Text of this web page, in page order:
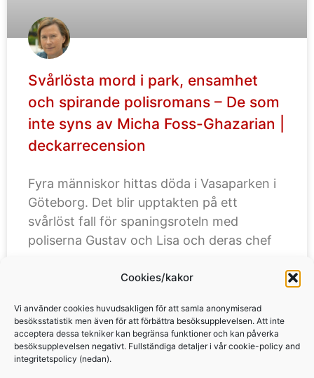
Cookies/kakor
Vi använder cookies huvudsakligen för att samla anonymiserad
besöksstatistik men även för att förbättra besöksupplevelsen. Att inte
acceptera dessa tekniker kan begränsa funktioner och kan påverka
besöksupplevelsen negativt. Fullständiga detaljer i vår cookie-policy and
integritetspolicy (nedan).
Svårlösta mord i park, ensamhet
och spirande polisromans – De som
inte syns av Micha Foss-Ghazarian |
deckarrecension
Fyra människor hittas döda i Vasaparken i
Göteborg. Det blir upptakten på ett
svårlöst fall för spaningsroteln med
poliserna Gustav och Lisa och deras chef